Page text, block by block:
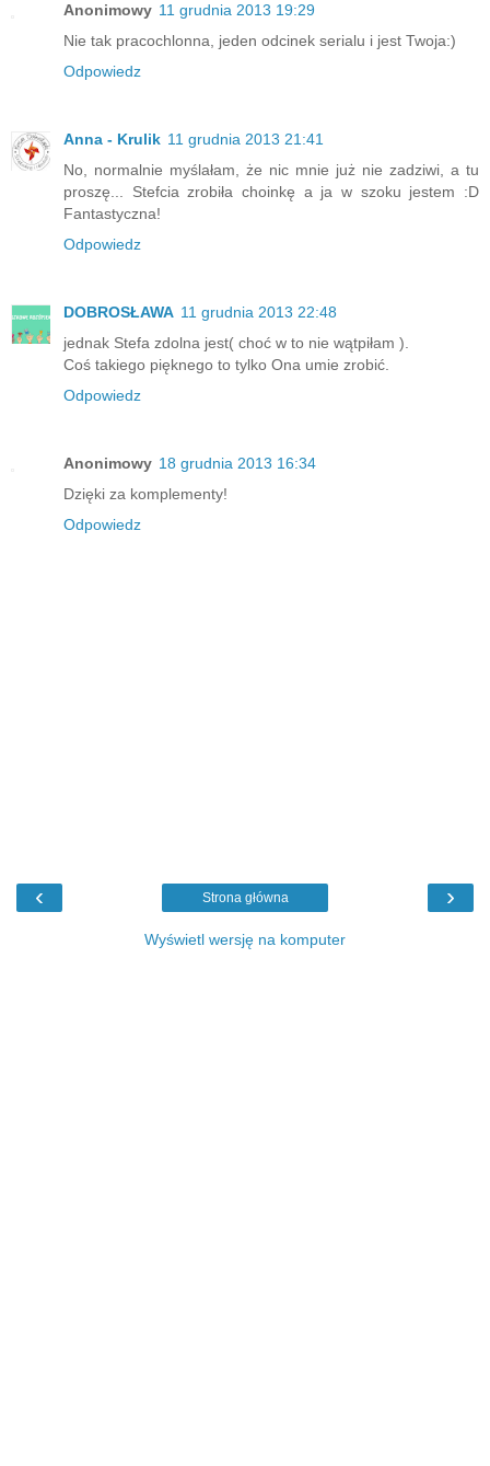
Anonimowy 11 grudnia 2013 19:29
Nie tak pracochlonna, jeden odcinek serialu i jest Twoja:)
Odpowiedz
Anna - Krulik 11 grudnia 2013 21:41
No, normalnie myślałam, że nic mnie już nie zadziwi, a tu
proszę... Stefcia zrobiła choinkę a ja w szoku jestem :D
Fantastyczna!
Odpowiedz
DOBROSŁAWA 11 grudnia 2013 22:48
jednak Stefa zdolna jest( choć w to nie wątpiłam ).
Coś takiego pięknego to tylko Ona umie zrobić.
Odpowiedz
Anonimowy 18 grudnia 2013 16:34
Dzięki za komplementy!
Odpowiedz
‹ ›
Strona główna
Wyświetl wersję na komputer